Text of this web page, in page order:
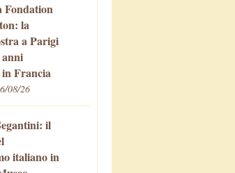
Fondation
la
a Parigi
Francia
08/26
il
italiano in